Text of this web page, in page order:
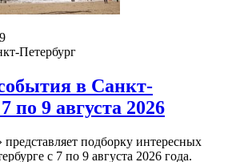
Петербург
в Санкт-
по 9 августа 2026
подборку интересных
с 7 по 9 августа 2026 года.